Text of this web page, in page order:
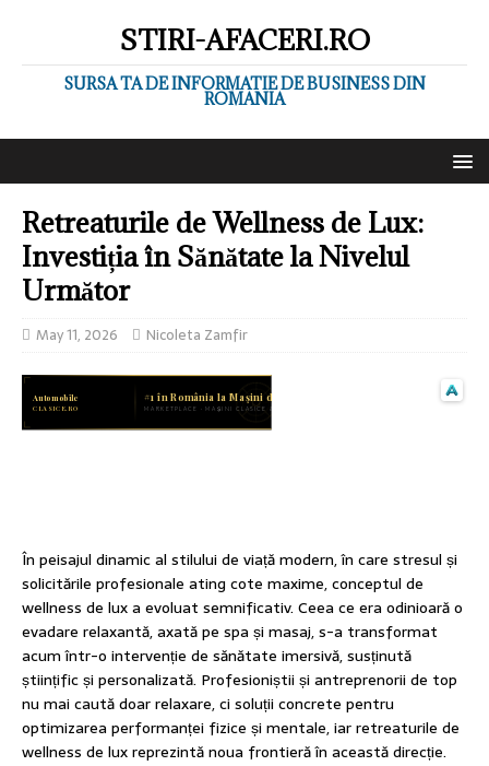
STIRI-AFACERI.RO
SURSA TA DE INFORMATIE DE BUSINESS DIN
ROMANIA
Retreaturile de Wellness de Lux:
Investiția în Sănătate la Nivelul
Următor
May 11, 2026 Nicoleta Zamfir
În peisajul dinamic al stilului de viață modern, în care stresul și
solicitările profesionale ating cote maxime, conceptul de
wellness de lux a evoluat semnificativ. Ceea ce era odinioară o
evadare relaxantă, axată pe spa și masaj, s-a transformat
acum într-o intervenție de sănătate imersivă, susținută
științific și personalizată. Profesioniștii și antreprenorii de top
nu mai caută doar relaxare, ci soluții concrete pentru
optimizarea performanței fizice și mentale, iar retreaturile de
wellness de lux reprezintă noua frontieră în această direcție.